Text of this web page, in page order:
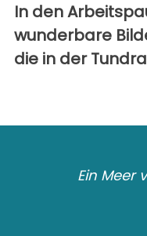
In den
wunderbare
die in der
Ein Meer